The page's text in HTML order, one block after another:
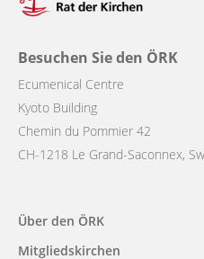
Besuchen Sie den ÖRK
Ecumenical Centre
Kyoto Building
Chemin du Pommier 42
CH-1218 Le Grand-Saconnex,
Main
navigation
Über den ÖRK
Mitgliedskirchen